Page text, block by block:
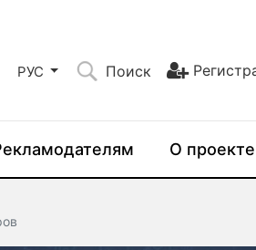
РУС Поиск
О проекте